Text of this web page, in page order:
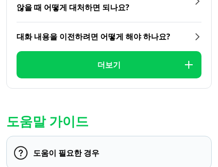
않을 때 어떻게 대처하면 되나요?
대화 내용을 이전하려면 어떻게 해야 하나요?
더보기
도움말 가이드
도움이 필요한 경우